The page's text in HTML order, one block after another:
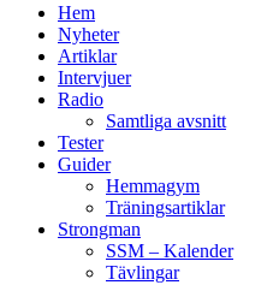
Hem
Nyheter
Artiklar
Intervjuer
Radio
Samtliga avsnitt
Tester
Guider
Hemmagym
Träningsartiklar
Strongman
SSM – Kalender
Tävlingar